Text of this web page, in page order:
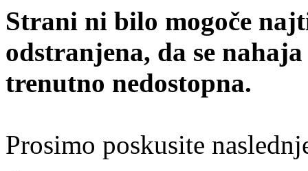
Strani ni bilo mogoče
odstranjena, da se
trenutno nedostopna.
Prosimo poskusite